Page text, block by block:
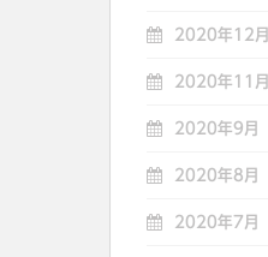
2020年12月
2020年11月
2020年9月
2020年8月
2020年7月